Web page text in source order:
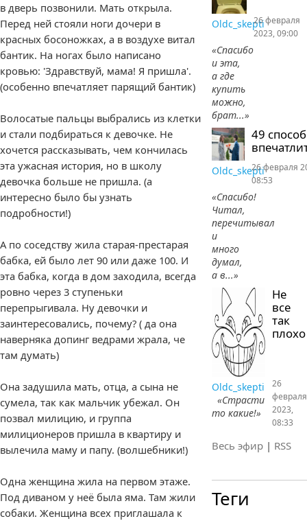
в дверь позвонили. Мать открыла.
Перед ней стояли ноги дочери в
красных босоножках, а в воздухе витал
бантик. На ногах было написано
кровью: 'Здравствуй, мама! Я пришла'.
(особенно впечатляет парящий бантик)
Волосатые пальцы выбрались из клетки
и стали подбираться к девочке. Не
хочется рассказывать, чем кончилась
эта ужасная история, но в школу
девочка больше не пришла. (а
интересно было бы узнать
подробности!)
А по соседству жила старая-престарая
бабка, ей было лет 90 или даже 100. И
эта бабка, когда в дом заходила, всегда
ровно через 3 ступеньки
перепрыгивала. Ну девочки и
заинтересовались, почему? ( да она
наверняка допинг ведрами жрала, че
там думать)
Она задушила мать, отца, а сына не
сумела, так как мальчик убежал. Он
позвал милицию, и группа
милиционеров пришла в квартиру и
вылечила маму и папу. (волшебники!)
Одна женщина жила на первом этаже.
Под диваном у неё была яма. Там жили
собаки. Женщина всех приглашала к
Oldc_skepti
«Спасибо
и эта,
а где
купить
можно,
брат...»
26 февраля
2023, 09:00
49
Oldc_skepti
«Спасибо!
Читал,
перечитывал
и
много
думал,
а в...»
26 февраля
08:53
Не
все
так
плохо
Oldc_skepti
«Страсти
то какие!»
26
февраля
2023,
08:33
Весь эфир | RSS
Теги